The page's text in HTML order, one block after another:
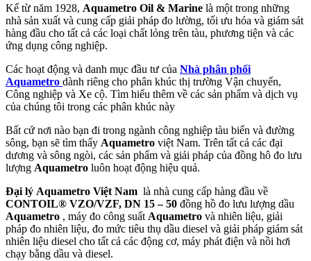
Kể từ năm 1928, Aquametro Oil & Marine là một trong những
nhà sản xuất và cung cấp giải pháp đo lường, tối ưu hóa và giám sát
hàng đầu cho tất cả các loại chất lỏng trên tàu, phương tiện và các
ứng dụng công nghiệp.
Các hoạt động và danh mục đầu tư của Nhà phân phối
Aquametro dành riêng cho phân khúc thị trường Vận chuyển,
Công nghiệp và Xe cộ. Tìm hiểu thêm về các sản phẩm và dịch vụ
của chúng tôi trong các phân khúc này
Bất cứ nơi nào bạn đi trong ngành công nghiệp tàu biển và đường
sông, bạn sẽ tìm thấy Aquametro việt Nam. Trên tất cả các đại
dương và sông ngòi, các sản phẩm và giải pháp của đồng hô đo lưu
lượng Aquametro luôn hoạt động hiệu quả.
Đại lý Aquametro Việt Nam là nhà cung cấp hàng đầu về
CONTOIL® VZO/VZF, DN 15 – 50 đồng hồ đo lưu lượng dầu
Aquametro , máy đo công suất Aquametro và nhiên liệu, giải
pháp đo nhiên liệu, đo mức tiêu thụ dầu diesel và giải pháp giám sát
nhiên liệu diesel cho tất cả các động cơ, máy phát điện và nồi hơi
chạy bằng dầu và diesel.